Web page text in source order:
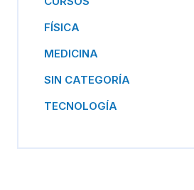
FÍSICA
MEDICINA
SIN CATEGORÍA
TECNOLOGÍA